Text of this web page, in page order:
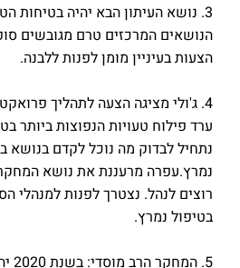
3. נושא העיתון הבא יהיה בטיחות
הנושאים המרכזים טרם מגובשים
הצעות בעיניין מומן לפנות ללבנה.
4. ג'ולי מציגה הצעה לתהליך
ערד פילוח טעויות הנפוצות ביותר
נתחיל לבדוק מה נוכל לקדם בנושא
נמרץ.עפרה מרעננת את נושא
רוצים לנהל. נצטרך לפנות למנהלי
בטיפול נמרץ.